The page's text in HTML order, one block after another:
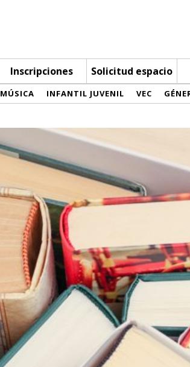
Inscripciones Solicitud espacio
MÚSICA INFANTIL JUVENIL VEC